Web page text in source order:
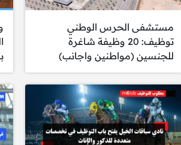
مستشفى الحرس الوطني
توظيف: 20 وظيفة شاغرة
للجنسين (مواطنين واجانب)